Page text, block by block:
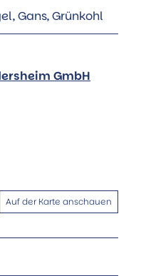
Gans, Grünkohl
GmbH
Auf der Karte anschauen